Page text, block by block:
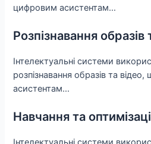
цифровим асистентам…
Розпізнавання образів
Інтелектуальні системи
розпізнавання образів та
асистентам…
Навчання та